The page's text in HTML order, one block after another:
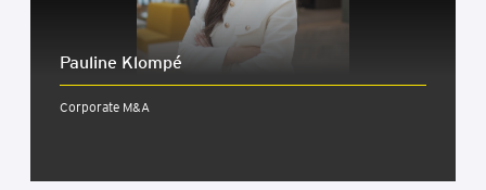
Pauline Klom­pé
Corporate M&A